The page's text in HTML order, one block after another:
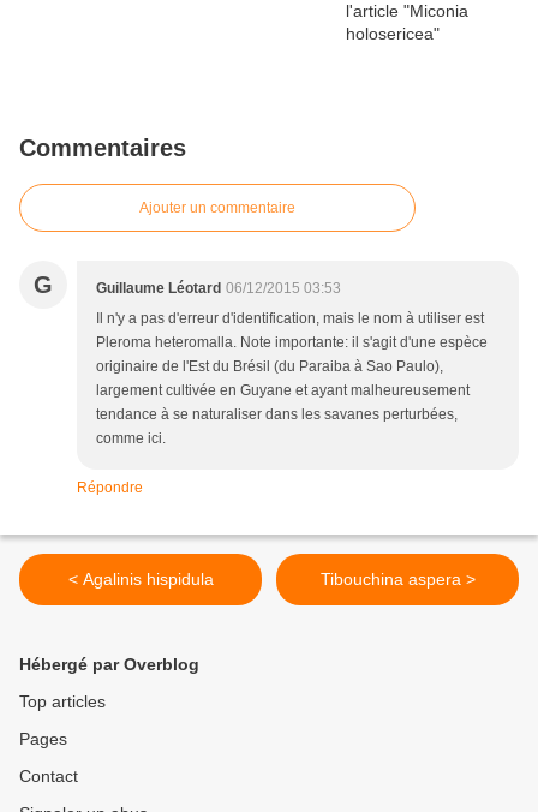
Commentaires
Ajouter un commentaire
G Guillaume Léotard 06/12/2015 03:53
Il n'y a pas d'erreur d'identification, mais le nom à utiliser est
Pleroma heteromalla. Note importante: il s'agit d'une espèce
originaire de l'Est du Brésil (du Paraiba à Sao Paulo),
largement cultivée en Guyane et ayant malheureusement
tendance à se naturaliser dans les savanes perturbées,
comme ici.
Répondre
< Agalinis hispidula Tibouchina aspera >
Hébergé par Overblog
Top articles
Pages
Contact